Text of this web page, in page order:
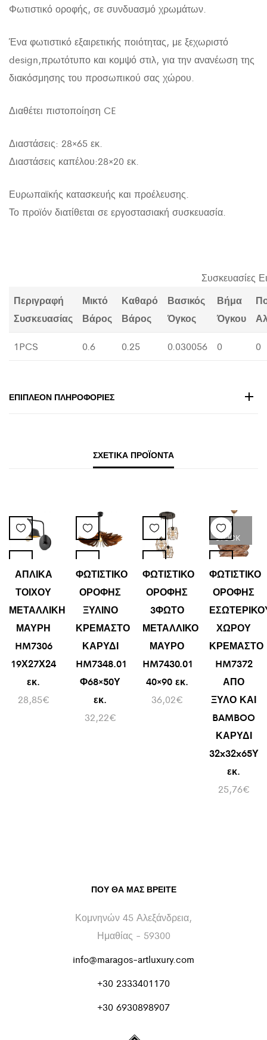
Φωτιστικό οροφής, σε συνδυασμό χρωμάτων.
Ένα φωτιστικό εξαιρετικής ποιότητας, με ξεχωριστό
design,πρωτότυπο και κομψό στιλ, για την ανανέωση της
διακόσμησης του προσωπικού σας χώρου.
Διαθέτει πιστοποίηση CE
Διαστάσεις: 28×65 εκ.
Διαστάσεις καπέλου:28×20 εκ.
Ευρωπαϊκής κατασκευής και προέλευσης.
Το προϊόν διατίθεται σε εργοστασιακή συσκευασία.
Συσκευασίες
Περιγραφή
Συσκευασίας
Μικτό
Βάρος
Καθαρό
Βάρος
Βασικός
Όγκος
Βήμα
Όγκου
1PCS 0.6 0.25 0.030056 0 0
ΕΠΙΠΛΈΟΝ ΠΛΗΡΟΦΟΡΊΕΣ
ΣΧΕΤΙΚΆ ΠΡΟΪΌΝΤΑ
ΑΠΛΙΚΑ
ΤΟΙΧΟΥ
ΜΕΤΑΛΛΙΚΗ
ΜΑΥΡΗ
HM7306
19Χ27Χ24
εκ.
28,85€
ΦΩΤΙΣΤΙΚΟ
ΟΡΟΦΗΣ
ΞΥΛΙΝΟ
ΚΡΕΜΑΣΤΟ
ΚΑΡΥΔΙ
HM7348.01
Φ68×50Υ
εκ.
32,22€
ΦΩΤΙΣΤΙΚΟ
ΟΡΟΦΗΣ
3ΦΩΤΟ
ΜΕΤΑΛΛΙΚΟ
ΜΑΥΡΟ
HM7430.01
40×90 εκ.
36,02€
LOW
STOCK
ΦΩΤΙΣΤΙΚΟ
ΟΡΟΦΗΣ
ΧΩΡΟΥ
ΚΡΕΜΑΣΤΟ
HM7372
ΑΠΟ
ΞΥΛΟ ΚΑΙ
BAMBOO
ΚΑΡΥΔΙ
32x32x65Υ
εκ.
25,76€
ΠΟΥ ΘΑ ΜΑΣ ΒΡΕΊΤΕ
Κομνηνών 45 Αλεξάνδρεια,
Ημαθίας - 59300
info@maragos-artluxury.com
+30 2333401170
+30 6930898907